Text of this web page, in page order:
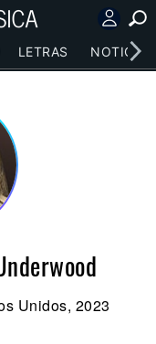
LETRAS NOTICIAS
Unidos, 2023